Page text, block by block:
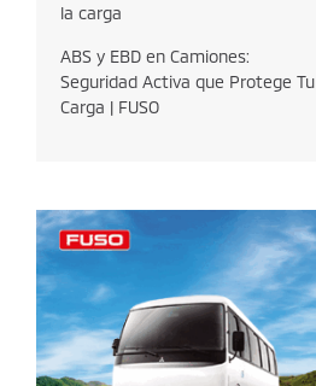
la carga
ABS y EBD en Camiones:
Seguridad Activa que Protege Tu
Carga | FUSO